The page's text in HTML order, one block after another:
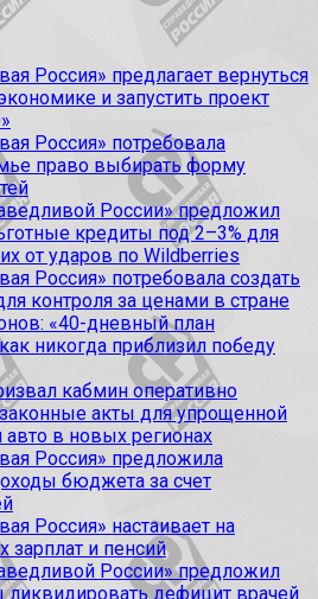
Россия» предлагает вернуться
и запустить проект
Россия» потребовала
право выбирать форму
России» предложил
кредиты под 2–3% для
от ударов по Wildberries
Россия» потребовала создать
контроля за ценами в стране
«40-дневный план
никогда приблизил победу
кабмин оперативно
акты для упрощенной
авто в новых регионах
Россия» предложила
бюджета за счет
Россия» настаивает на
зарплат и пенсий
России» предложил
дефицит врачей